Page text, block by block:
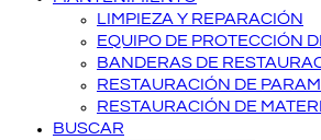
LIMPIEZA Y REPARACIÓN
EQUIPO DE PROTECCIÓN
BANDERAS DE
RESTAURACIÓN DE
RESTAURACIÓN DE
BUSCAR